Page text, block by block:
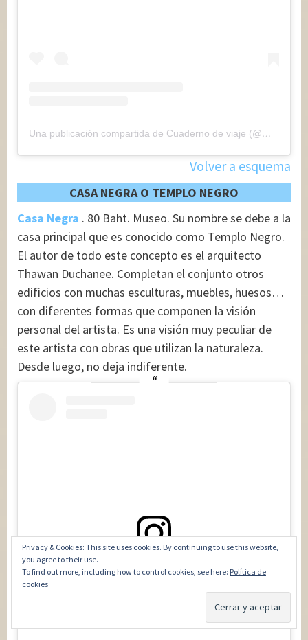
Una publicación compartida de Cuaderno de viaje (@maryajosess)
Volver a esquema
CASA NEGRA O TEMPLO NEGRO
Casa Negra . 80 Baht. Museo. Su nombre se debe a la
casa principal que es conocido como Templo Negro.
El autor de todo este concepto es el arquitecto
Thawan Duchanee. Completan el conjunto otros
edificios con muchas esculturas, muebles, huesos…
con diferentes formas que componen la visión
personal del artista. Es una visión muy peculiar de
este artista con obras que utilizan la naturaleza.
Desde luego, no deja indiferente.
Ver esta publicación en Instagram
Privacy & Cookies: This site uses cookies. By continuing to use this website,
you agree to their use.
To find out more, including how to control cookies, see here: Política de
cookies